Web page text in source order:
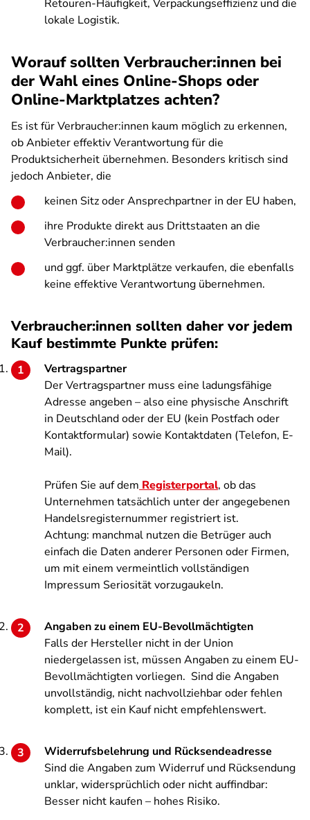
Retouren-Häufigkeit, Verpackungseffizienz und die
lokale Logistik.
Worauf sollten Verbraucher:innen bei
der Wahl eines Online-Shops oder
Online-Marktplatzes achten?
Es ist für Verbraucher:innen kaum möglich zu erkennen,
ob Anbieter effektiv Verantwortung für die
Produktsicherheit übernehmen. Besonders kritisch sind
jedoch Anbieter, die
keinen Sitz oder Ansprechpartner in der EU haben,
ihre Produkte direkt aus Drittstaaten an die
Verbraucher:innen senden
und ggf. über Marktplätze verkaufen, die ebenfalls
keine effektive Verantwortung übernehmen.
Verbraucher:innen sollten daher vor jedem
Kauf bestimmte Punkte prüfen:
Vertragspartner
Der Vertragspartner muss eine ladungsfähige
Adresse angeben – also eine physische Anschrift
in Deutschland oder der EU (kein Postfach oder
Kontaktformular) sowie Kontaktdaten (Telefon, E-
Mail).
Prüfen Sie auf dem Registerportal, ob das
Unternehmen tatsächlich unter der angegebenen
Handelsregisternummer registriert ist.
Achtung: manchmal nutzen die Betrüger auch
einfach die Daten anderer Personen oder Firmen,
um mit einem vermeintlich vollständigen
Impressum Seriosität vorzugaukeln.
Angaben zu einem EU-Bevollmächtigten
Falls der Hersteller nicht in der Union
niedergelassen ist, müssen Angaben zu einem EU-
Bevollmächtigten vorliegen. Sind die Angaben
unvollständig, nicht nachvollziehbar oder fehlen
komplett, ist ein Kauf nicht empfehlenswert.
Widerrufsbelehrung und Rücksendeadresse
Sind die Angaben zum Widerruf und Rücksendung
unklar, widersprüchlich oder nicht auffindbar:
Besser nicht kaufen – hohes Risiko.